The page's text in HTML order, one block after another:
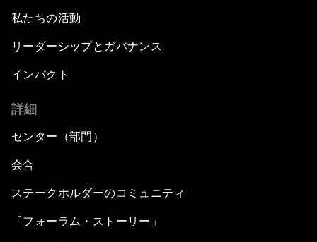
私たちの活動
リーダーシップとガバナンス
インパクト
詳細
センター（部門）
会合
ステークホルダーのコミュニティ
「フォーラム・ストーリー」